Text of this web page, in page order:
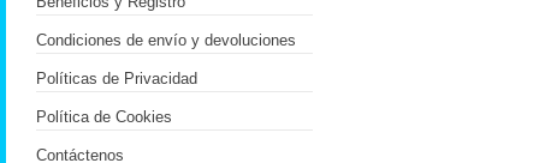
Condiciones de envío y devoluciones
Políticas de Privacidad
Política de Cookies
Contáctenos